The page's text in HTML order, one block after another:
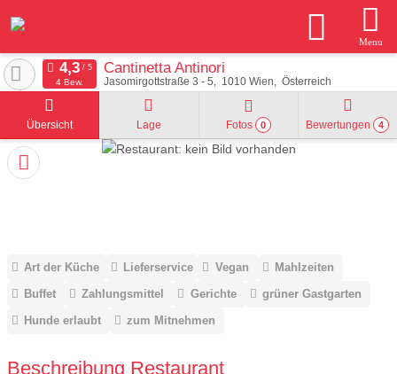
Menu
Cantinetta Antinori
Jasomirgottstraße 3 - 5 1010 Wien Österreich
4 Bew.
Übersicht Lage Fotos 0 Bewertungen 4
Art der Küche Lieferservice Vegan
Mahlzeiten
Buffet
Zahlungsmittel Gerichte
grüner Gastgarten
Hunde erlaubt
zum Mitnehmen
Beschreibung Restaurant